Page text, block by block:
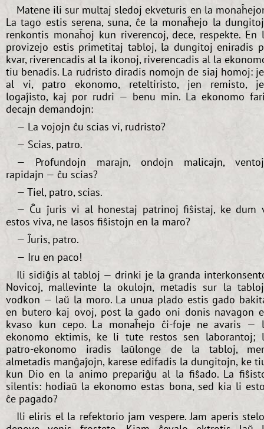
Matene ili sur multaj sledoj ekveturis en la
La tago estis serena, suna, ĉe la monaĥejo la
renkontis monaĥoj kun riverencoj, dece, respekte. En
provizejo estis primetitaj tabloj, la dungitoj eniradis
kvar, riverencadis al la ikonoj, riverencadis al la
tiu benadis. La rudristo diradis nomojn de siaj homoj:
al vi, patro ekonomo, reteltiristo, jen remisto,
logaĵisto, kaj por rudri — benu min. La ekonomo
decajn demandojn:
— La vojojn ĉu scias vi, rudristo?
— Scias, patro.
— Profundojn marajn, ondojn malicajn,
rapidajn — ĉu scias?
— Tiel, patro, scias.
— Ĉu ĵuris vi al honestaj patrinoj fiŝistaj, ke dum
estos viva, ne lasos fiŝistojn en la maro?
— Ĵuris, patro.
— Iru en paco!
Ili sidiĝis al tabloj — drinki je la granda
Novicoj, mallevinte la okulojn, metadis sur la
vodkon — laŭ la moro. La unua plado estis gado
en butero kaj ovoj, post la gado oni donis navagon
kvaso kun cepo. La monaĥejo ĉi-foje ne avaris —
ekonomo ektimis, ke li tute restos sen laborantoj;
patro-ekonomo iradis laŭlonge de la tabloj,
almetadis manĝaĵojn, karese edifadis la dungitojn, ke
kun Dio en la animo prepariĝu al la fiŝado. La
silentis: hodiaŭ la ekonomo estas bona, sed kia li
ĉe pagado?
Ili eliris el la refektorio jam vespere. Jam aperis